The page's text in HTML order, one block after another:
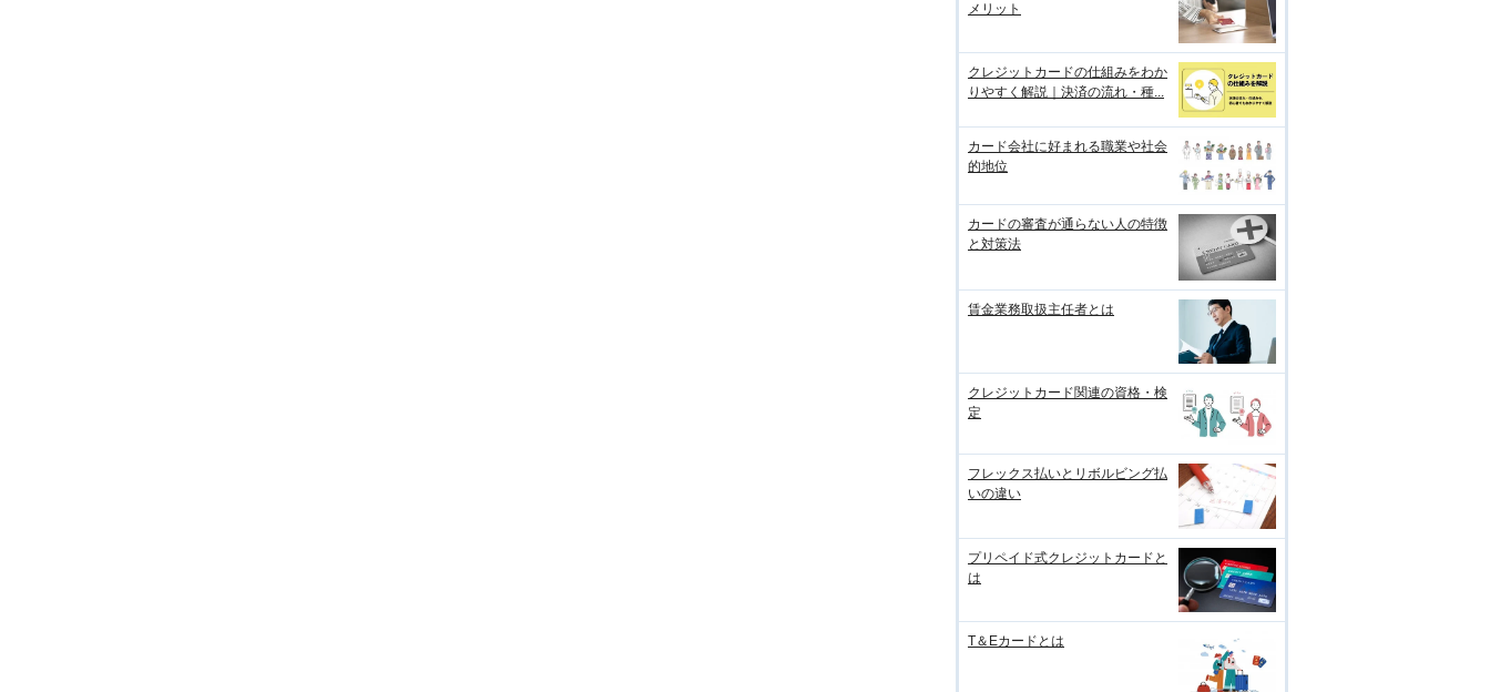
メリット
クレジットカードの仕組みをわか
りやすく解説｜決済の流れ・種...
カード会社に好まれる職業や社会
的地位
カードの審査が通らない人の特徴
と対策法
賃金業務取扱主任者とは
クレジットカード関連の資格・検
定
フレックス払いとリボルビング払
いの違い
プリペイド式クレジットカードと
は
T＆Eカードとは